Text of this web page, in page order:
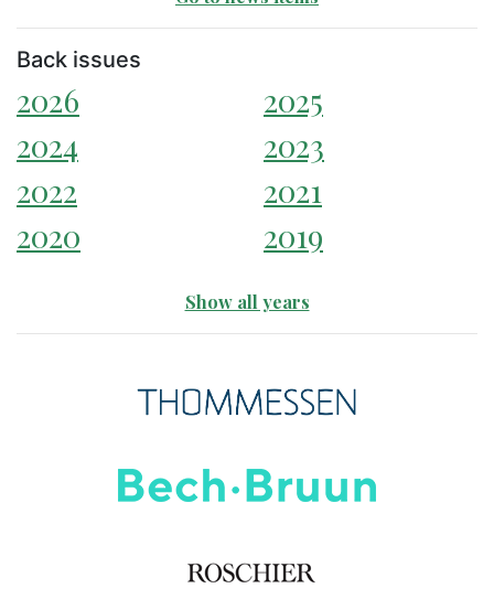
Back issues
2026
2025
2024
2023
2022
2021
2020
2019
Show all years